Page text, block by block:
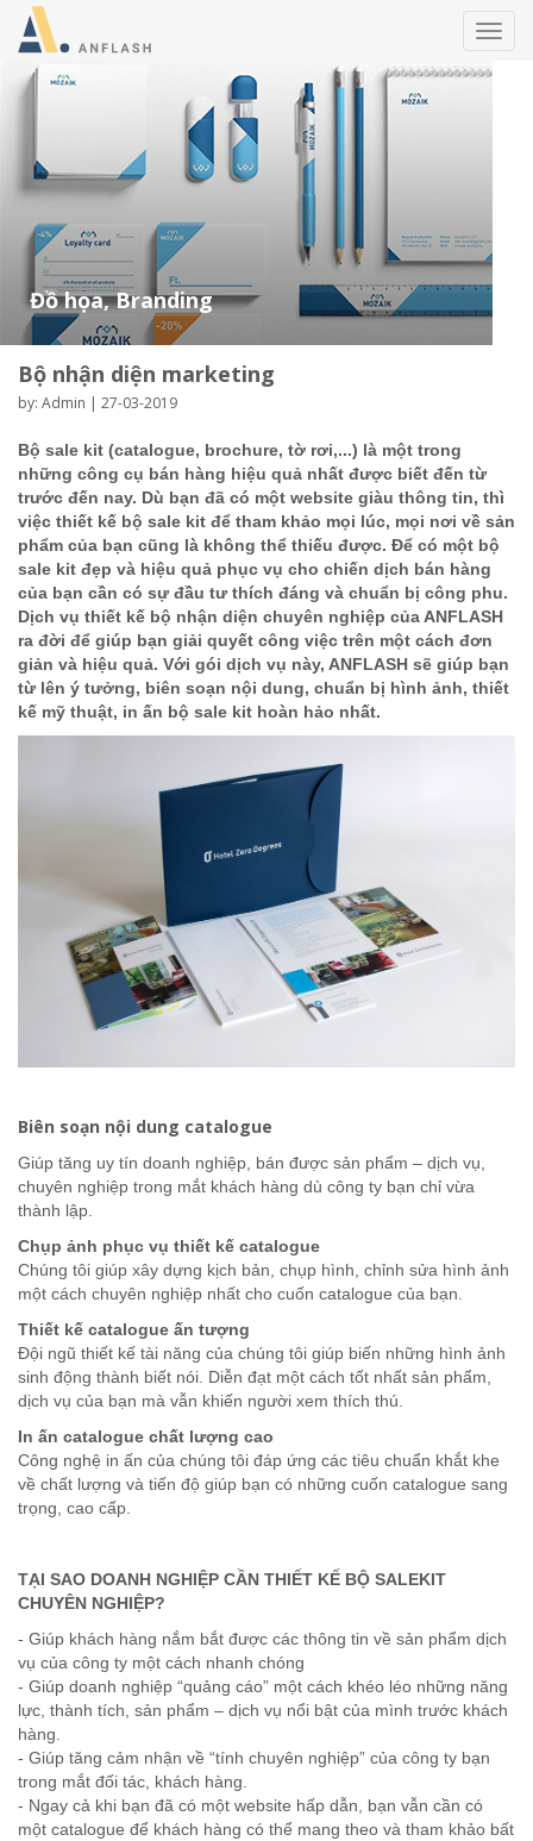
Đồ họa, Branding
Bộ nhận diện marketing
by: Admin | 27-03-2019
Bộ sale kit (catalogue, brochure, tờ rơi,...) là một trong
những công cụ bán hàng hiệu quả nhất được biết đến từ
trước đến nay. Dù bạn đã có một website giàu thông tin, thì
việc thiết kế bộ sale kit để tham khảo mọi lúc, mọi nơi về sản
phẩm của bạn cũng là không thể thiếu được. Để có một bộ
sale kit đẹp và hiệu quả phục vụ cho chiến dịch bán hàng
của bạn cần có sự đầu tư thích đáng và chuẩn bị công phu.
Dịch vụ thiết kế bộ nhận diện chuyên nghiệp của ANFLASH
ra đời để giúp bạn giải quyết công việc trên một cách đơn
giản và hiệu quả. Với gói dịch vụ này, ANFLASH sẽ giúp bạn
từ lên ý tưởng, biên soạn nội dung, chuẩn bị hình ảnh, thiết
kế mỹ thuật, in ấn bộ sale kit hoàn hảo nhất.
Biên soạn nội dung catalogue
Giúp tăng uy tín doanh nghiệp, bán được sản phẩm – dịch vụ,
chuyên nghiệp trong mắt khách hàng dù công ty bạn chỉ vừa
thành lập.
Chụp ảnh phục vụ thiết kế catalogue
Chúng tôi giúp xây dựng kịch bản, chụp hình, chỉnh sửa hình ảnh
một cách chuyên nghiệp nhất cho cuốn catalogue của bạn.
Thiết kế catalogue ấn tượng
Đội ngũ thiết kế tài năng của chúng tôi giúp biến những hình ảnh
sinh động thành biết nói. Diễn đạt một cách tốt nhất sản phẩm,
dịch vụ của bạn mà vẫn khiến người xem thích thú.
In ấn catalogue chất lượng cao
Công nghệ in ấn của chúng tôi đáp ứng các tiêu chuẩn khắt khe
về chất lượng và tiến độ giúp bạn có những cuốn catalogue sang
trọng, cao cấp.
TẠI SAO DOANH NGHIỆP CẦN THIẾT KẾ BỘ SALEKIT
CHUYÊN NGHIỆP?
- Giúp khách hàng nắm bắt được các thông tin về sản phẩm dịch
vụ của công ty một cách nhanh chóng
- Giúp doanh nghiệp “quảng cáo” một cách khéo léo những năng
lực, thành tích, sản phẩm – dịch vụ nổi bật của mình trước khách
hàng.
- Giúp tăng cảm nhận về “tính chuyên nghiệp” của công ty bạn
trong mắt đối tác, khách hàng.
- Ngay cả khi bạn đã có một website hấp dẫn, bạn vẫn cần có
một catalogue để khách hàng có thể mang theo và tham khảo bất